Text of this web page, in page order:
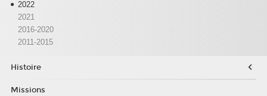
2022
2021
2016-2020
2011-2015
Histoire
Missions